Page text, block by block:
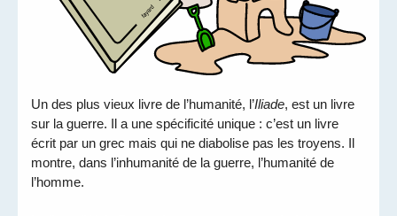
Un des plus vieux livre de l’humanité, l’Iliade, est un livre
sur la guerre. Il a une spécificité unique : c’est un livre
écrit par un grec mais qui ne diabolise pas les troyens. Il
montre, dans l’inhumanité de la guerre, l’humanité de
l’homme.